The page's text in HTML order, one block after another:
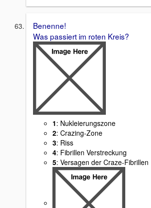
Benenne!
Was passiert im roten Kreis?
1: Nukleierungszone
2: Crazing-Zone
3: Riss
4: Fibrillen Verstreckung
5: Versagen der Craze-Fibrillen